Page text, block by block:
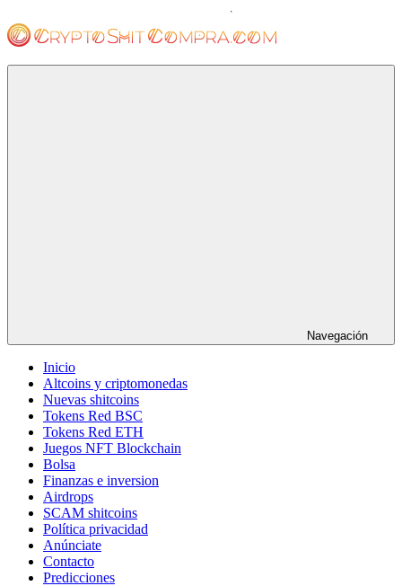
al
contenido
Navegación
Inicio
Altcoins y criptomonedas
Nuevas shitcoins
Tokens Red BSC
Tokens Red ETH
Juegos NFT Blockchain
Bolsa
Finanzas e inversion
Airdrops
SCAM shitcoins
Política privacidad
Anúnciate
Contacto
Predicciones